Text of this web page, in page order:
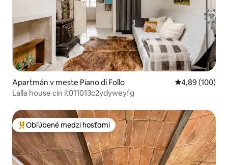
Apartmán v meste Piano di Follo Priemerné
4,89 (100)
Lalla house cin it011013c2ydyweyfg
Najobľúbenejšie medzi hosťami
Obľúbené medzi hosťami